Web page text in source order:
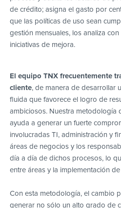
de crédito; asigna el gasto por
que las políticas de uso sean
gestión mensuales, los analiza
iniciativas de mejora.
El equipo TNX frecuentemente
cliente, de manera de desarrollar
fluida que favorece el logro de
ambiciosos. Nuestra metodología
ayuda a generar un fuerte
involucradas TI, administración y
áreas de negocios y los
día a día de dichos procesos, lo
entre áreas y la implementación
Con esta metodología, el cambio
generar no sólo un alto grado de